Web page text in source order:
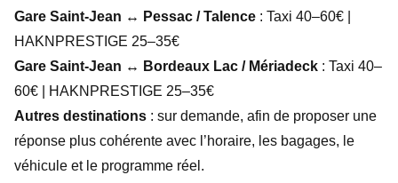
Gare Saint-Jean ↔ Pessac / Talence : Taxi 40–60€ |
HAKNPRESTIGE 25–35€
Gare Saint-Jean ↔ Bordeaux Lac / Mériadeck : Taxi 40–
60€ | HAKNPRESTIGE 25–35€
Autres destinations : sur demande, afin de proposer une
réponse plus cohérente avec l’horaire, les bagages, le
véhicule et le programme réel.